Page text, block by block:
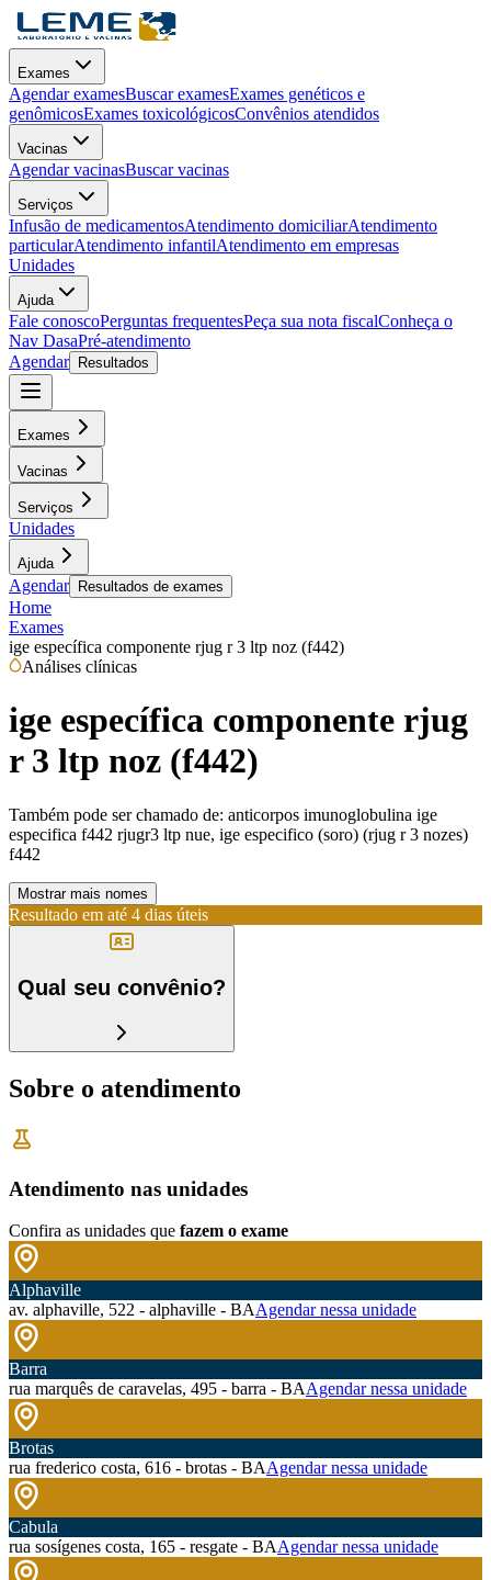
Exames
Agendar examesBuscar examesExames genéticos e
genômicosExames toxicológicosConvênios atendidos
Vacinas
Agendar vacinasBuscar vacinas
Serviços
Infusão de medicamentosAtendimento domiciliarAtendimento
particularAtendimento infantilAtendimento em empresas
Unidades
Ajuda
Fale conoscoPerguntas frequentesPeça sua nota fiscalConheça o
Nav DasaPré-atendimento
Agendar
Resultados
Exames
Vacinas
Serviços
Unidades
Ajuda
Agendar Resultados de exames
Home
Exames
ige específica componente rjug r 3 ltp noz (f442)
Análises clínicas
ige específica componente rjug
r 3 ltp noz (f442)
Também pode ser chamado de: anticorpos imunoglobulina ige
especifica f442 rjugr3 ltp nue, ige especifico (soro) (rjug r 3 nozes)
f442
Mostrar mais nomes
Resultado em até 4 dias úteis
Qual seu convênio?
Sobre o atendimento
Atendimento nas unidades
Confira as unidades que fazem o exame
Alphaville
av. alphaville, 522 - alphaville - BAAgendar nessa unidade
Barra
rua marquês de caravelas, 495 - barra - BAAgendar nessa unidade
Brotas
rua frederico costa, 616 - brotas - BAAgendar nessa unidade
Cabula
rua sosígenes costa, 165 - resgate - BAAgendar nessa unidade